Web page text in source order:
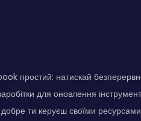
простий: натискай
для оновлення
добре ти керуєш своїми